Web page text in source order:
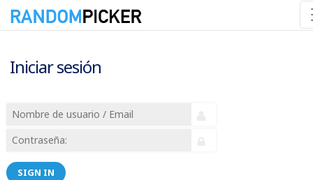
Iniciar sesión
SIGN IN